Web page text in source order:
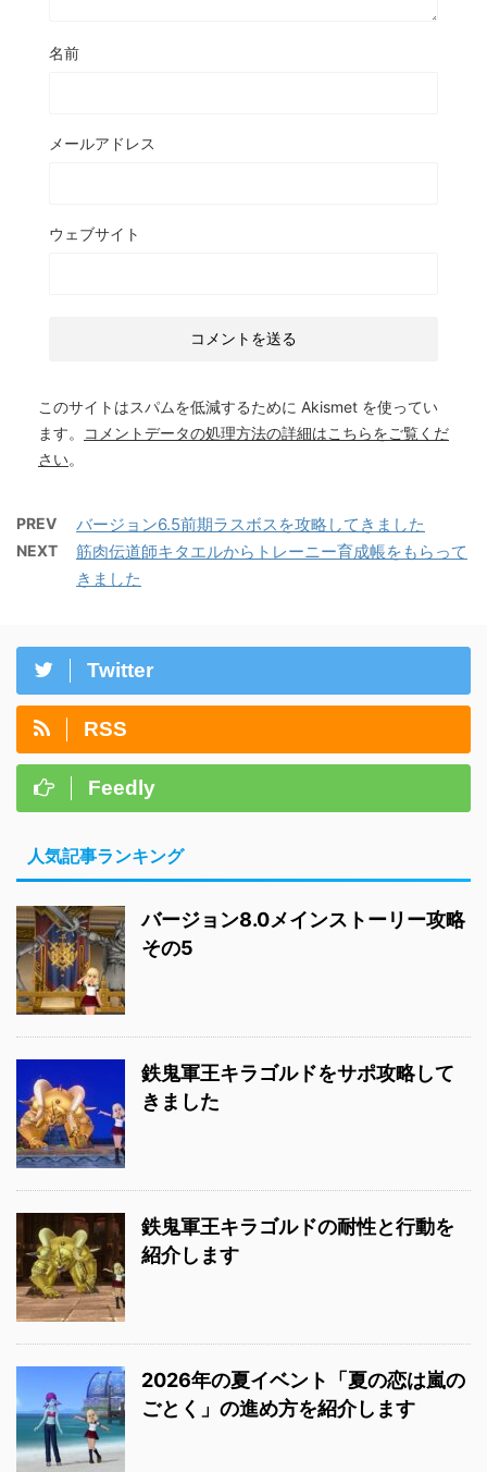
名前
メールアドレス
ウェブサイト
このサイトはスパムを低減するために Akismet を使ってい
ます。
コメントデータの処理方法の詳細はこちらをご覧くだ
さい。
PREV バージョン6.5前期ラスボスを攻略してきました
NEXT
筋肉伝道師キタエルからトレーニー育成帳をもらって
きました
Twitter
RSS
Feedly
人気記事ランキング
バージョン8.0メインストーリー攻略
その5
鉄鬼軍王キラゴルドをサポ攻略して
きました
鉄鬼軍王キラゴルドの耐性と行動を
紹介します
2026年の夏イベント「夏の恋は嵐の
ごとく」の進め方を紹介します